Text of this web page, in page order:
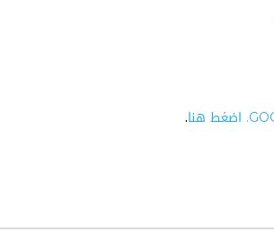
.